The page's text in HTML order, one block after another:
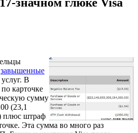
завышенные
В
карточке
сумму
(23,1
плюс штраф
Эта сумма во много раз